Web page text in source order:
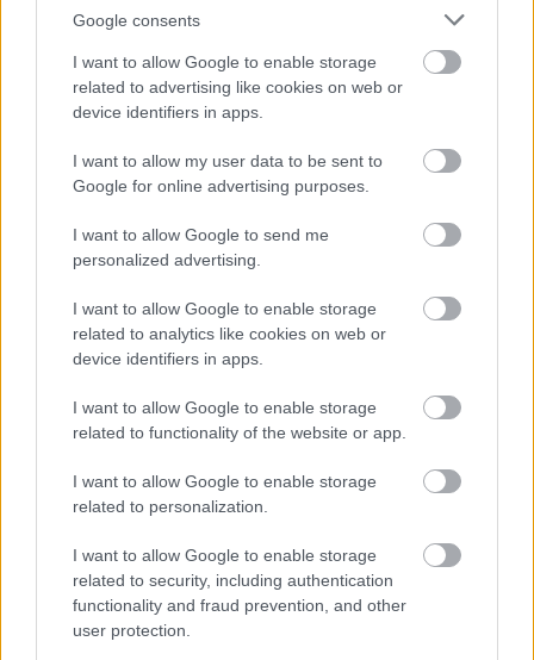
Google consents
I want to allow Google to enable storage
related to advertising like cookies on web or
device identifiers in apps.
I want to allow my user data to be sent to
Google for online advertising purposes.
I want to allow Google to send me
personalized advertising.
I want to allow Google to enable storage
related to analytics like cookies on web or
device identifiers in apps.
I want to allow Google to enable storage
related to functionality of the website or app.
I want to allow Google to enable storage
related to personalization.
I want to allow Google to enable storage
related to security, including authentication
functionality and fraud prevention, and other
user protection.
KÖVETKEZŐ POSZT
Minden éjjel a férjem a lányunk szobájában
a felvételen láttam, megfagyasztotta a
vérem egy pillanatra.
További bejegyzések